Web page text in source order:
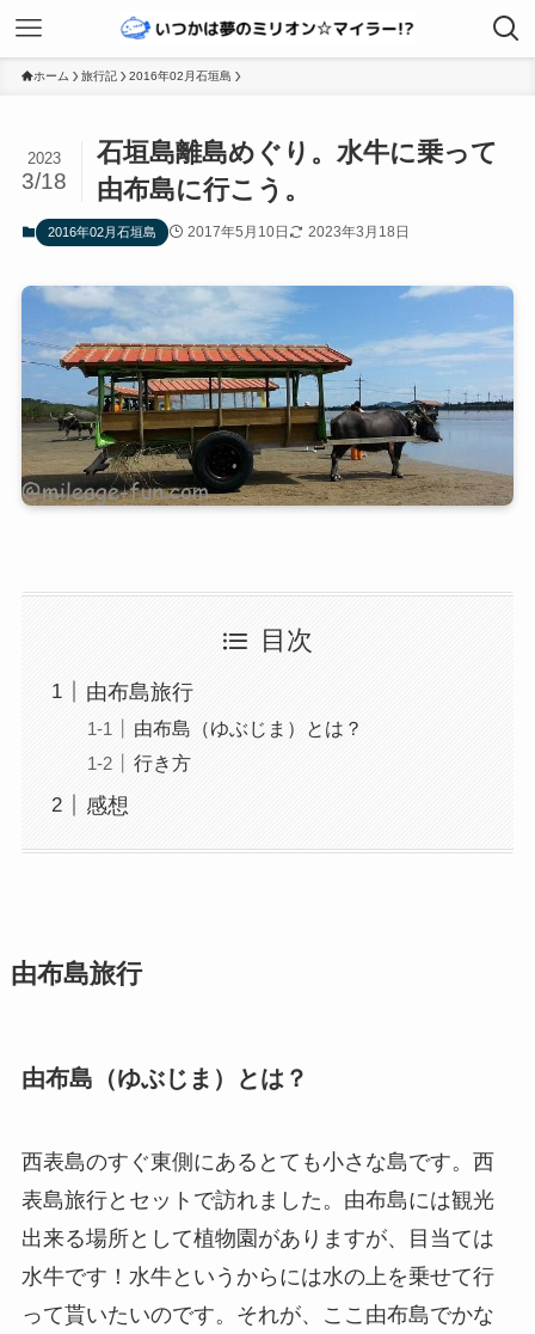
ホーム 旅行記 2016年02月石垣島
石垣島離島めぐり。水牛に乗って
由布島に行こう。
2023
3/18
2016年02月石垣島 2017年5月10日 2023年3月18日
目次
由布島旅行
由布島（ゆぶじま）とは？
行き方
感想
由布島旅行
由布島（ゆぶじま）とは？
西表島のすぐ東側にあるとても小さな島です。西
表島旅行とセットで訪れました。由布島には観光
出来る場所として植物園がありますが、目当ては
水牛です！水牛というからには水の上を乗せて行
って貰いたいのです。それが、ここ由布島でかな